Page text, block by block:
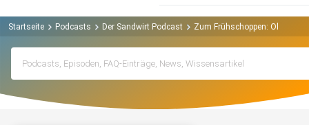
Startseite Podcasts Der Sandwirt Podcast Zum Frühschoppen: Oliver